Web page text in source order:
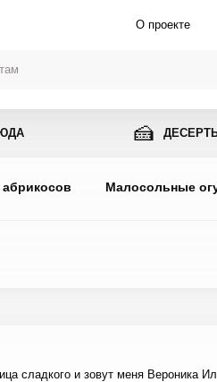
О проекте
🍰
Малосольные
сладкого и зовут меня Вероника